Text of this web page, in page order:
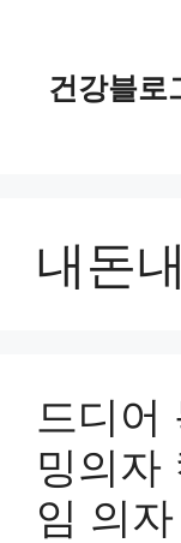
건강블로
내돈
드디어
밍의자
임 의